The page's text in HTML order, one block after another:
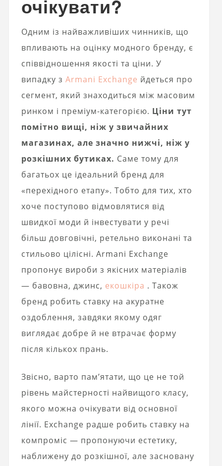
очікувати?
Одним із найважливіших чинників, що
впливають на оцінку модного бренду, є
співвідношення якості та ціни. У
випадку з Armani Exchange йдеться про
сегмент, який знаходиться між масовим
ринком і преміум-категорією. Ціни тут
помітно вищі, ніж у звичайних
магазинах, але значно нижчі, ніж у
розкішних бутиках. Саме тому для
багатьох це ідеальний бренд для
«перехідного етапу». Тобто для тих, хто
хоче поступово відмовлятися від
швидкої моди й інвестувати у речі
більш довговічні, ретельно виконані та
стильово цілісні. Armani Exchange
пропонує вироби з якісних матеріалів
— бавовна, джинс, екошкіра . Також
бренд робить ставку на акуратне
оздоблення, завдяки якому одяг
виглядає добре й не втрачає форму
після кількох прань.
Звісно, варто пам’ятати, що це не той
рівень майстерності найвищого класу,
якого можна очікувати від основної
лінії. Exchange радше робить ставку на
компроміс — пропонуючи естетику,
наближену до розкішної, але засновану